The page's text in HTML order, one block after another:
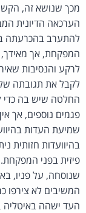
מכך שנושא זה,
הערכאה הדיונית
להתערב בהכרעתה
המפקחת, אך מאידך,
לרקע והנסיבות
לקבל את תגובתה
החלטה שיש בה כדי
פגמים נוספים, אך
שמיעת העדות
בהיוועדות חזותית
פיזית בפני
שנוסחה, על פניו,
המשיבים לא צירפו
העד ישהה באיטליה